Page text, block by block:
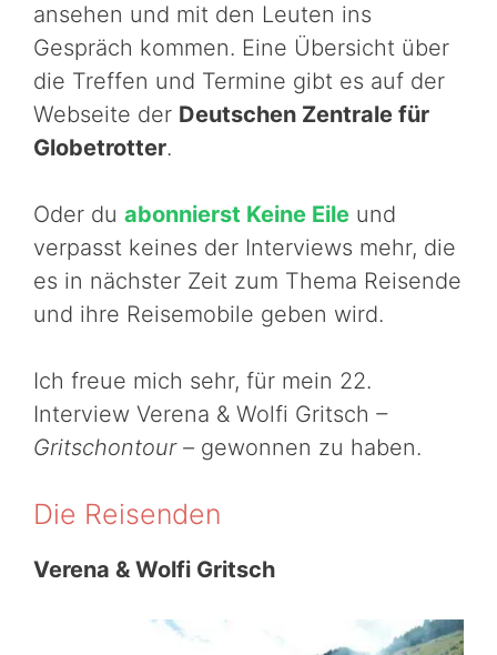
ansehen und mit den Leuten ins
Gespräch kommen. Eine Übersicht über
die Treffen und Termine gibt es auf der
Webseite der Deutschen Zentrale für
Globetrotter.
Oder du abonnierst Keine Eile und
verpasst keines der Interviews mehr, die
es in nächster Zeit zum Thema Reisende
und ihre Reisemobile geben wird.
Ich freue mich sehr, für mein 22.
Interview Verena & Wolfi Gritsch –
Gritschontour – gewonnen zu haben.
Die Reisenden
Verena & Wolfi Gritsch